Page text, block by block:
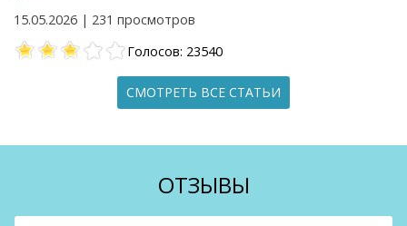
15.05.2026 | 231 просмотров
Голосов: 23540
СМОТРЕТЬ ВСЕ СТАТЬИ
ОТЗЫВЫ